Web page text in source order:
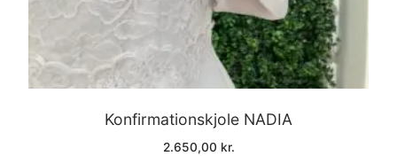
Konfirmationskjole NADIA
2.650,00 kr.